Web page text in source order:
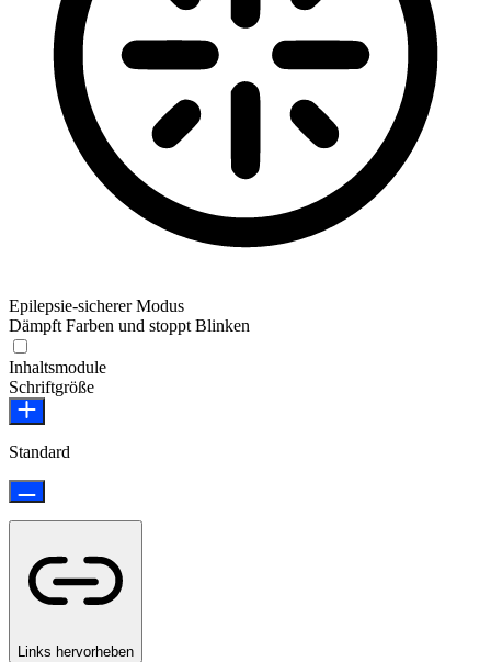
Epilepsie-sicherer Modus
Dämpft Farben und stoppt Blinken
Inhaltsmodule
Schriftgröße
Standard
Links hervorheben